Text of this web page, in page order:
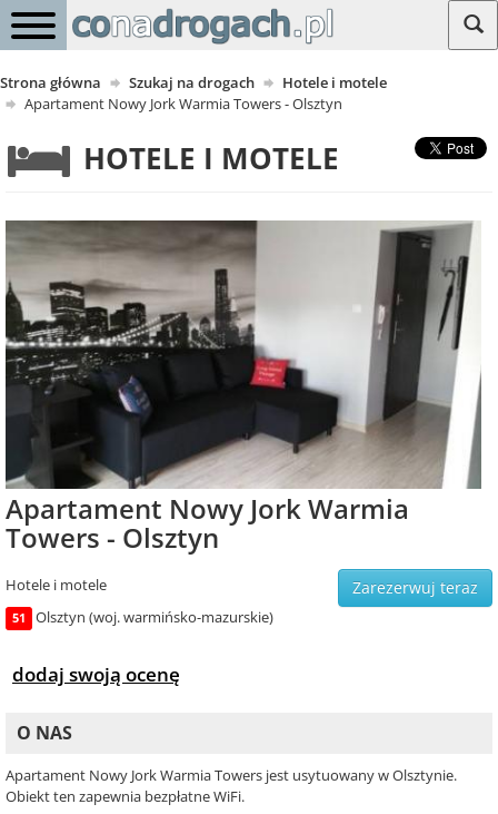
Strona główna Szukaj na drogach
Hotele i motele
Apartament Nowy Jork Warmia Towers - Olsztyn
HOTELE I MOTELE
Apartament Nowy Jork Warmia
Towers - Olsztyn
Zarezerwuj teraz
Hotele i motele
51 Olsztyn (woj. warmińsko-mazurskie)
dodaj swoją ocenę
O NAS
Apartament Nowy Jork Warmia Towers jest usytuowany w Olsztynie.
Obiekt ten zapewnia bezpłatne WiFi.